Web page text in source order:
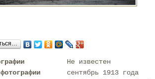
Не известен
сентябрь 1913 года